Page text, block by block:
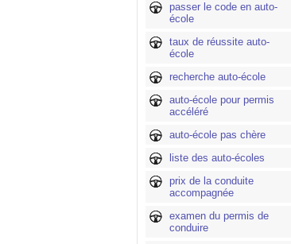
passer le code en auto-
école
taux de réussite auto-
école
recherche auto-école
auto-école pour permis
accéléré
auto-école pas chère
liste des auto-écoles
prix de la conduite
accompagnée
examen du permis de
conduire